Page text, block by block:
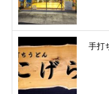
手打